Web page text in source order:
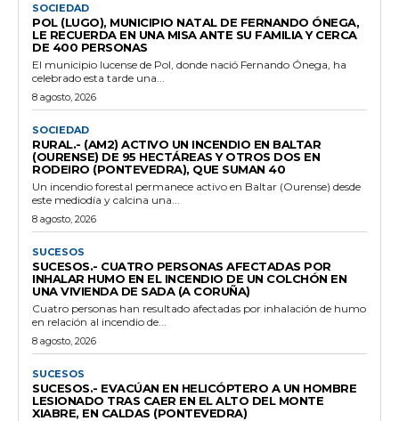
SOCIEDAD
POL (LUGO), MUNICIPIO NATAL DE FERNANDO ÓNEGA,
LE RECUERDA EN UNA MISA ANTE SU FAMILIA Y CERCA
DE 400 PERSONAS
El municipio lucense de Pol, donde nació Fernando Ónega, ha
celebrado esta tarde una...
8 agosto, 2026
SOCIEDAD
RURAL.- (AM2) ACTIVO UN INCENDIO EN BALTAR
(OURENSE) DE 95 HECTÁREAS Y OTROS DOS EN
RODEIRO (PONTEVEDRA), QUE SUMAN 40
Un incendio forestal permanece activo en Baltar (Ourense) desde
este mediodía y calcina una...
8 agosto, 2026
SUCESOS
SUCESOS.- CUATRO PERSONAS AFECTADAS POR
INHALAR HUMO EN EL INCENDIO DE UN COLCHÓN EN
UNA VIVIENDA DE SADA (A CORUÑA)
Cuatro personas han resultado afectadas por inhalación de humo
en relación al incendio de...
8 agosto, 2026
SUCESOS
SUCESOS.- EVACÚAN EN HELICÓPTERO A UN HOMBRE
LESIONADO TRAS CAER EN EL ALTO DEL MONTE
XIABRE, EN CALDAS (PONTEVEDRA)